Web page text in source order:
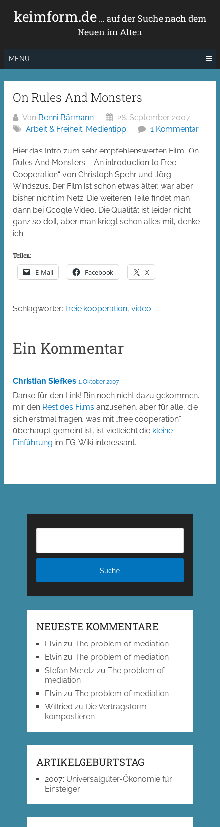
Inhaltkeimform.de… auf der Suche nach dem
Neuen im Alten
MENÜ
On Rules And Monsters
Von Benni Bärmann
28. September 2007
Arbeit & Freiheit, Medientipp 1 Kommentar
Hier das Intro zum sehr empfehlenswerten Film „On
Rules And Monsters – An introduction to Free
Cooperation“ von Christoph Spehr und Jörg
Windszus. Der Film ist schon etwas älter, war aber
bisher nicht im Netz. Die weiteren Teile findet man
dann bei Google Video. Die Qualität ist leider nicht
ganz so doll, aber man kriegt schon alles mit, denke
ich.
Teilen:
E-Mail Facebook X
Schlagwörter: freie kooperation,video
Ein Kommentar
Christian Siefkes 1. Oktober 2007
Danke für den Link! Bin noch nicht dazu gekommen,
mir den Rest des Films anzusehen, aber für alle, die
sich erstmal fragen, was mit „free cooperation“
überhaupt gemeint ist, ist vielleicht die kleine
Einführung im FG-Wiki interessant.
NEUESTE KOMMENTARE
Elvinzu The problem of mediation
Elvinzu The problem of mediation
Stefan Meretzzu The problem of
mediation
Elvinzu The problem of mediation
Wilfried zu Die Vertragsform
kompostieren
ARTIKELGEBURTSTAG
2007: Universalgüter-Ökonomie für
Einsteiger